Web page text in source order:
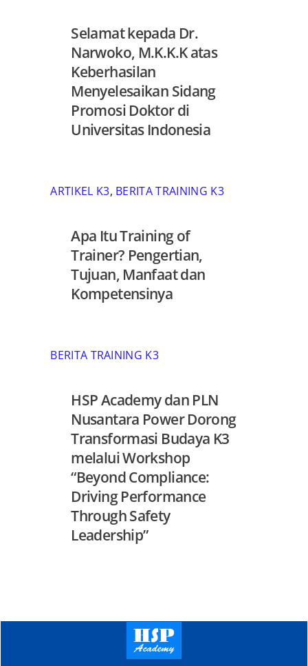
Selamat kepada Dr.
Narwoko, M.K.K.K atas
Keberhasilan
Menyelesaikan Sidang
Promosi Doktor di
Universitas Indonesia
ARTIKEL K3, BERITA TRAINING K3
Apa Itu Training of
Trainer? Pengertian,
Tujuan, Manfaat dan
Kompetensinya
BERITA TRAINING K3
HSP Academy dan PLN
Nusantara Power Dorong
Transformasi Budaya K3
melalui Workshop
“Beyond Compliance:
Driving Performance
Through Safety
Leadership”